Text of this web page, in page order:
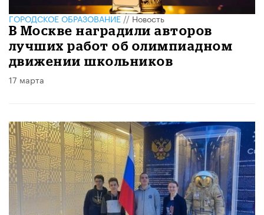
ГОРОДСКОЕ ОБРАЗОВАНИЕ//Новость
В Москве наградили авторов
лучших работ об олимпиадном
движении школьников
17 марта